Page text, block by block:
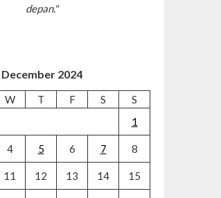
depan."
December 2024
W T F S
S
1
4 5 6 7 8
11 12 13 14 15